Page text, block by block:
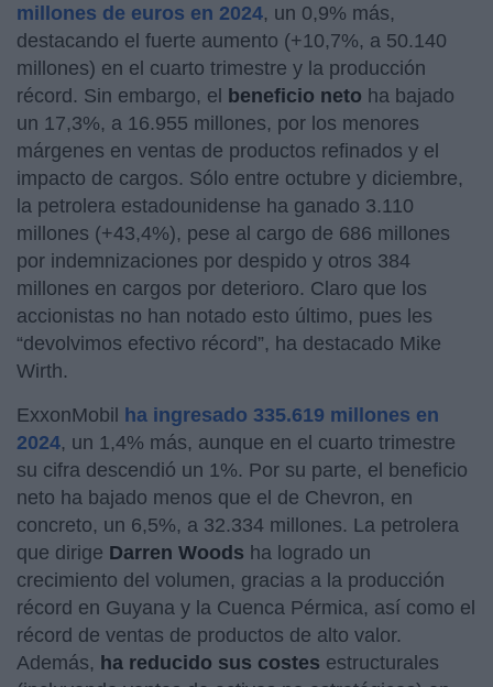
millones de euros en 2024, un 0,9% más,
destacando el fuerte aumento (+10,7%, a 50.140
millones) en el cuarto trimestre y la producción
récord. Sin embargo, el beneficio neto ha bajado
un 17,3%, a 16.955 millones, por los menores
márgenes en ventas de productos refinados y el
impacto de cargos. Sólo entre octubre y diciembre,
la petrolera estadounidense ha ganado 3.110
millones (+43,4%), pese al cargo de 686 millones
por indemnizaciones por despido y otros 384
millones en cargos por deterioro. Claro que los
accionistas no han notado esto último, pues les
“devolvimos efectivo récord”, ha destacado Mike
Wirth.
ExxonMobil ha ingresado 335.619 millones en
2024, un 1,4% más, aunque en el cuarto trimestre
su cifra descendió un 1%. Por su parte, el beneficio
neto ha bajado menos que el de Chevron, en
concreto, un 6,5%, a 32.334 millones. La petrolera
que dirige Darren Woods ha logrado un
crecimiento del volumen, gracias a la producción
récord en Guyana y la Cuenca Pérmica, así como el
récord de ventas de productos de alto valor.
Además, ha reducido sus costes estructurales